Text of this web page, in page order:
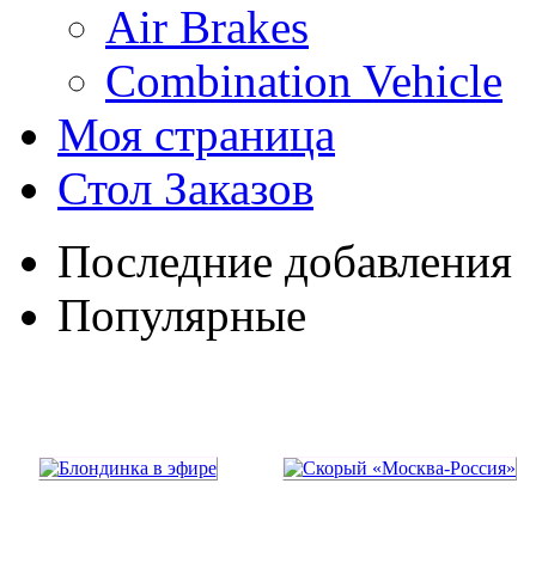
Air Brakes
Combination Vehicle
Моя страница
Стол Заказов
Последние добавления
Популярные